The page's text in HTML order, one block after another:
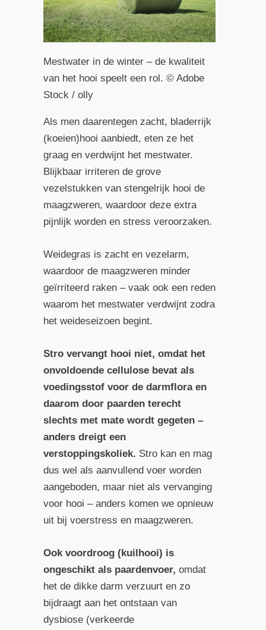
Mestwater in de winter – de kwaliteit
van het hooi speelt een rol. © Adobe
Stock / olly
Als men daarentegen zacht, bladerrijk
(koeien)hooi aanbiedt, eten ze het
graag en verdwijnt het mestwater.
Blijkbaar irriteren de grove
vezelstukken van stengelrijk hooi de
maagzweren, waardoor deze extra
pijnlijk worden en stress veroorzaken.
Weidegras is zacht en vezelarm,
waardoor de maagzweren minder
geïrriteerd raken – vaak ook een reden
waarom het mestwater verdwijnt zodra
het weideseizoen begint.
Stro vervangt hooi niet, omdat het
onvoldoende cellulose bevat als
voedingsstof voor de darmflora en
daarom door paarden terecht
slechts met mate wordt gegeten –
anders dreigt een
verstoppingskoliek. Stro kan en mag
dus wel als aanvullend voer worden
aangeboden, maar niet als vervanging
voor hooi – anders komen we opnieuw
uit bij voerstress en maagzweren.
Ook voordroog (kuilhooi) is
ongeschikt als paardenvoer, omdat
het de dikke darm verzuurt en zo
bijdraagt aan het ontstaan van
dysbiose (verkeerde